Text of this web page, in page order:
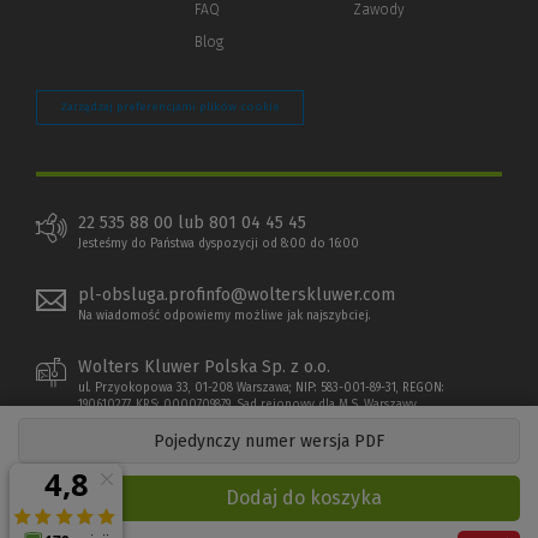
Pojedynczy numer wersja PDF
Dodaj do koszyka
FAQ
Blog
Zawody
Zarządzaj preferencjami plików cookie
22 535 88 00 lub 801 04 45 45
Jesteśmy do Państwa dyspozycji od 8:00 do 16:00
pl-obsluga.profinfo@wolterskluwer.com
Na wiadomość odpowiemy możliwe jak najszybciej.
Wolters Kluwer Polska Sp. z o.o.
ul. Przyokopowa 33, 01-208 Warszawa; NIP: 583-001-89-31, REGON:
190610277, KRS: 0000709879, Sąd rejonowy dla M.S. Warszawy